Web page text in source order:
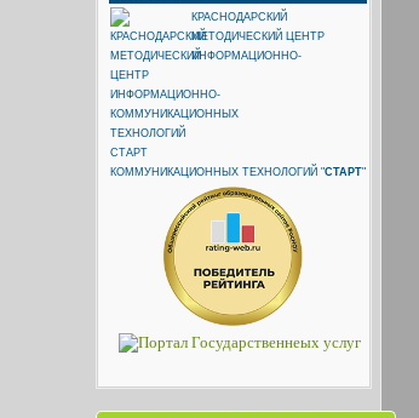
КРАСНОДАРСКИЙ
МЕТОДИЧЕСКИЙ ЦЕНТР
ИНФОРМАЦИОННО-
КОММУНИКАЦИОННЫХ ТЕХНОЛОГИЙ "СТАРТ"